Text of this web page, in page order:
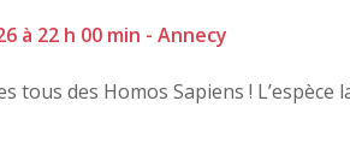
à 22 h 00 min - Annecy
tous des Homos Sapiens ! L’espèce